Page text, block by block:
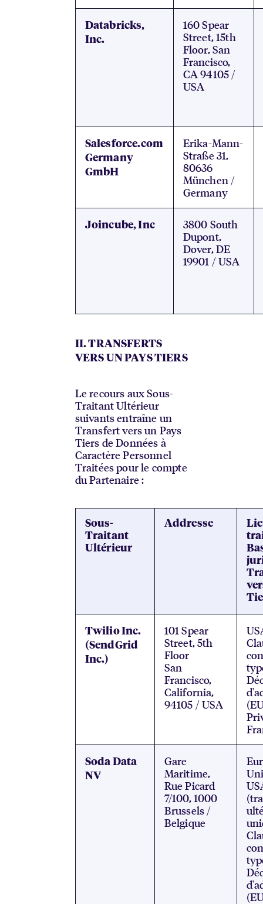
Databricks,
Inc.
160 Spear
Street, 15th
Floor, San
Francisco,
CA 94105 /
USA
Salesforce.com
Germany
GmbH
Erika-Mann-
Straße 31,
80636
München /
Germany
Joincube, Inc
3800 South
Dupont,
Dover, DE
19901 / USA
II. TRANSFERTS
VERS UN PAYS TIERS
Le recours aux Sous-
Traitant Ultérieur
suivants entraîne un
Transfert vers un Pays
Tiers de Données à
Caractère Personnel
Traitées pour le compte
du Partenaire :
Sous-
Traitant
Ultérieur
Addresse
Twilio Inc.
(SendGrid
Inc.)
101 Spear
Street, 5th
Floor
San
Francisco,
California,
94105 / USA
Soda Data
NV
Gare
Maritime,
Rue Picard
7/100, 1000
Brussels /
Belgique